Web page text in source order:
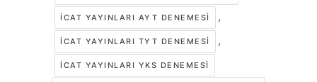
ICAT YAYINLARI AYT DENEMESI ,
ICAT YAYINLARI TYT DENEMESI ,
ICAT YAYINLARI YKS DENEMESI